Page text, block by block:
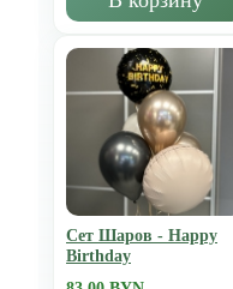
Сет Шаров - Happy
Birthday